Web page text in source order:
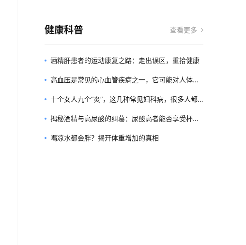
健康科普 查看更多
酒精肝患者的运动康复之路：走出误区，重拾健康
高血压是常见的心血管疾病之一，它可能对人体造
成严重危害而不自知。事实上，许多高血压患者在
早期并没有明显的症状表现。那么我们应该如何判
断自己的血压状况呢？本文将介绍一种简单的方法
十个女人九个“炎”，这几种常见妇科病，很多人都
忽略了 | 妇女节
揭秘酒精与高尿酸的纠葛：尿酸高者能否享受杯酒
人生？
喝凉水都会胖？揭开体重增加的真相